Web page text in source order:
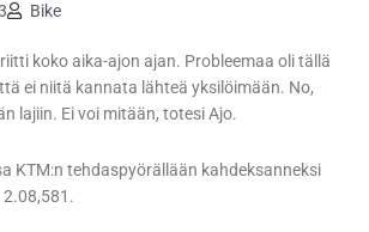
Bike
koko aika-ajon ajan. Probleemaa oli tällä
ei niitä kannata lähteä yksilöimään. No,
lajiin. Ei voi mitään, totesi Ajo.
KTM:n tehdaspyörällään kahdeksanneksi